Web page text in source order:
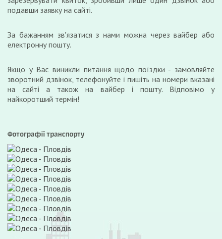
подавши заявку на сайті.
За бажанням зв'язатися з нами можна через вайбер або
електронну пошту.
Якщо у Вас виникли питання щодо поїздки - замовляйте
зворотний дзвінок, телефонуйте і пишіть на номери вказані
на сайті а також на вайбер і пошту. Відповімо у
найкоротший термін!
Фотографії транспорту